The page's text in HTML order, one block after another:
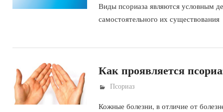
Виды псориаза являются условным
самостоятельного их существования
Как проявляется
Псориаз
Кожные болезни, в отличие от